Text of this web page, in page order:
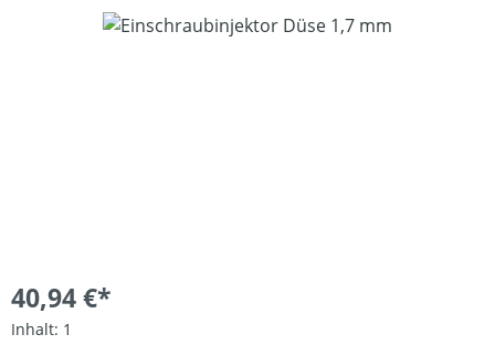
Bildergalerie überspringen
40,94 €*
Inhalt: 1